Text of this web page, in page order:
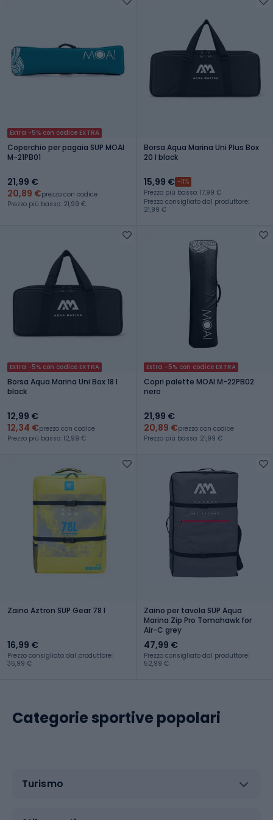
Extra -5% con codice EXTRA
Coperchio per pagaia SUP MOAI
M-21PB01
21,99 €
20,89 €prezzo con codice
Prezzo più basso: 21,99 €
Borsa Aqua Marina Uni Plus Box
20 l black
15,99 € -11%
Prezzo più basso: 17,99 €
Prezzo consigliato dal produttore:
21,99 €
Extra -5% con codice EXTRA
Borsa Aqua Marina Uni Box 18 l
black
12,99 €
12,34 €prezzo con codice
Prezzo più basso: 12,99 €
Extra -5% con codice EXTRA
Copri palette MOAI M-22PB02
nero
21,99 €
20,89 €prezzo con codice
Prezzo più basso: 21,99 €
Zaino Aztron SUP Gear 78 l
16,99 €
Prezzo consigliato dal produttore:
35,99 €
Zaino per tavola SUP Aqua
Marina Zip Pro Tomahawk for
Air-C grey
47,99 €
Prezzo consigliato dal produttore:
52,99 €
Categorie sportive popolari
Turismo